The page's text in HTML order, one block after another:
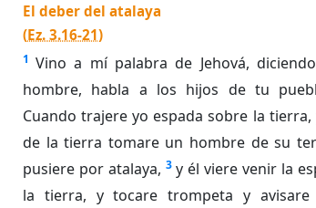
El deber del atalaya
(Ez. 3.16-21)
1 Vino a mí palabra de Jehová,
hombre, habla a los hijos de tu
Cuando trajere yo espada sobre la tierra,
de la tierra tomare un hombre de su
pusiere por atalaya, 3 y él viere venir la
la tierra, y tocare trompeta y avisare